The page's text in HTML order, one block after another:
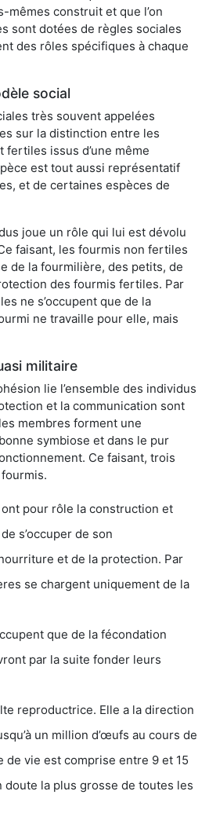
mêmes construit et que l’on
sont dotées de règles sociales
des rôles spécifiques à chaque
social
très souvent appelées
sur la distinction entre les
issus d’une même
est tout aussi représentatif
et de certaines espèces de
joue un rôle qui lui est dévolu
faisant, les fourmis non fertiles
de la fourmilière, des petits, de
des fourmis fertiles. Par
ne s’occupent que de la
ne travaille pour elle, mais
militaire
lie l’ensemble des individus
et la communication sont
membres forment une
symbiose et dans le pur
Ce faisant, trois
pour rôle la construction et
s’occuper de son
et de la protection. Par
se chargent uniquement de la
que de la fécondation
par la suite fonder leurs
reproductrice. Elle a la direction
un million d’œufs au cours de
de vie est comprise entre 9 et 15
doute la plus grosse de toutes les